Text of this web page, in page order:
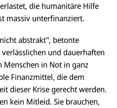
die humanitäre Hilfe
massiv unterfinanziert.
abstrakt", betonte
und dauerhaften
Menschen in Not in ganz
Finanzmittel, die dem
dieser Krise gerecht werden.
kein Mitleid. Sie brauchen,